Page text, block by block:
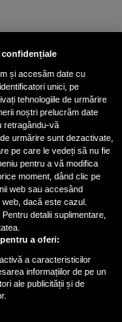
un mesaj
pe 30
te afli printre
devin
2025. Vezi
cei norocoși
confidențiale
și accesăm date cu
unici, pe
tehnologiile de urmărire
noștri prelucrăm date
retragându-vă
urmărire sunt dezactivate,
pe care le vedeți să nu fie
pentru a vă modifica
moment, dând clic pe
web sau accesând
dacă este cazul.
detalii suplimentare,
a oferi:
a caracteristicilor
informațiilor de pe un
ale publicității și de